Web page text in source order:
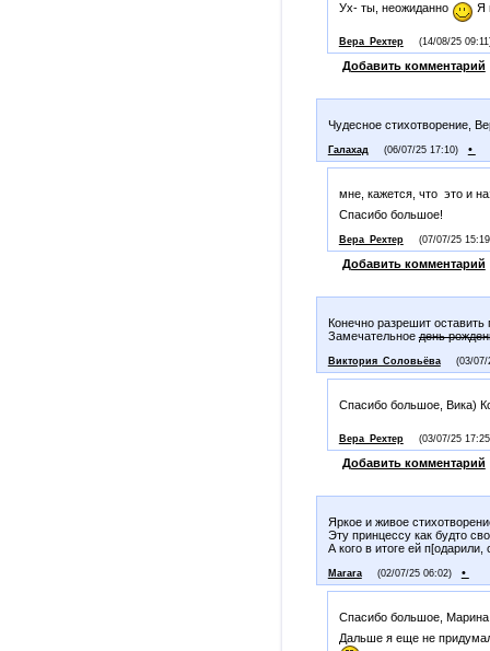
Ух- ты, неожиданно Я
Вера_Рехтер (14/08/25
Добавить комментарий
Чудесное стихотворение,
Галахад (06/07/25 17:10) •
мне, кажется, что это и
Спасибо большое!
Вера_Рехтер (07/07/25
Добавить комментарий
Конечно разрешит
Замечательноедень
Виктория_Соловьёва (03/07/
Спасибо большое, Вика)
Вера_Рехтер (03/07/25
Добавить комментарий
Яркое и живое
Эту принцессу как будто
А кого в итоге ей п[одарили,
Marara (02/07/25 06:02) •
Спасибо большое,
Дальше я еще не